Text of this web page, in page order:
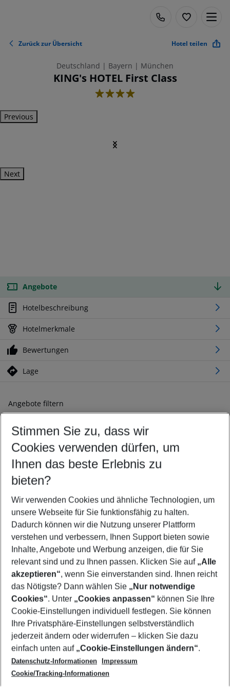
Zurück zur Übersicht Hotel teilen
Deutschland | Bayern | München
KING's HOTEL First Class
4
Previous
Next
Angebote
Hotelbeschreibung
Hotelmerkmale
Bewertungen
Lage
Angebote filtern
Ändern Sie Ihre Kriterien nach Ihren Wünschen
Abflughafen wählen
Beliebiger Abflughafen
Reisezeitraum wählen
09.08.26– 07.08.27 5-8 Nächte
2 Erwachsene Keine Kinder
Mehr Filter anzeigen
Footer
Footer navigation
Über uns
AGB
Cookie-Einstellungen ändern
Cookie-Richtlinie
Datenschutz
Service & Hilfe
Barrierefreies Reisen
Check-in
Folgen Sie uns
Stimmen Sie zu, dass wir
Cookies verwenden dürfen, um
Ihnen das beste Erlebnis zu
bieten?
Wir verwenden Cookies und ähnliche Technologien, um
unsere Webseite für Sie funktionsfähig zu halten.
Dadurch können wir die Nutzung unserer Plattform
verstehen und verbessern, Ihnen Support bieten sowie
Inhalte, Angebote und Werbung anzeigen, die für Sie
relevant sind und zu Ihnen passen. Klicken Sie auf „Alle
akzeptieren“, wenn Sie einverstanden sind. Ihnen reicht
das Nötigste? Dann wählen Sie „Nur notwendige
Cookies“. Unter „Cookies anpassen“ können Sie Ihre
Cookie-Einstellungen individuell festlegen. Sie können
Ihre Privatsphäre-Einstellungen selbstverständlich
jederzeit ändern oder widerrufen – klicken Sie dazu
einfach unten auf „Cookie-Einstellungen ändern“.
Datenschutz-Informationen
Impressum
Cookie/Tracking-Informationen